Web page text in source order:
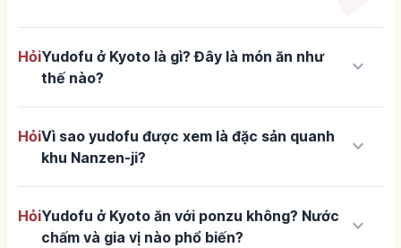
HỏiYudofu ở Kyoto là gì? Đây là món ăn như
thế nào?
keyboard_arrow_down
HỏiVì sao yudofu được xem là đặc sản quanh
khu Nanzen-ji?
keyboard_arrow_down
HỏiYudofu ở Kyoto ăn với ponzu không? Nước
chấm và gia vị nào phổ biến?
keyboard_arrow_down